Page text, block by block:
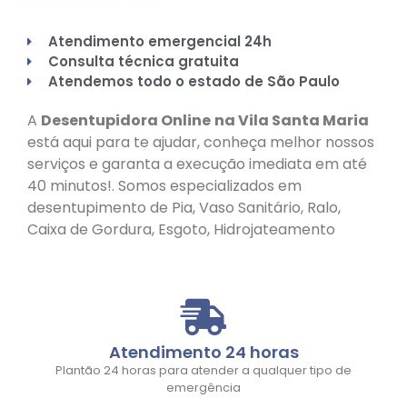
Atendimento emergencial 24h
Consulta técnica gratuita
Atendemos todo o estado de São Paulo
A Desentupidora Online na Vila Santa Maria
está aqui para te ajudar, conheça melhor nossos
serviços e garanta a execução imediata em até
40 minutos!. Somos especializados em
desentupimento de Pia, Vaso Sanitário, Ralo,
Caixa de Gordura, Esgoto, Hidrojateamento
Atendimento 24 horas
Plantão 24 horas para atender a qualquer tipo de
emergência